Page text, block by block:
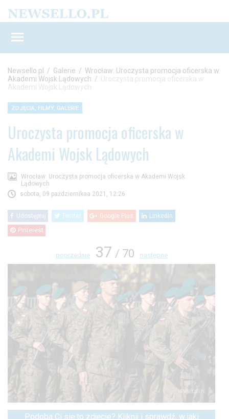
Newsello.pl / Galerie / Wrocław: Uroczysta promocja oficerska w
Akademi Wojsk Lądowych /
Uroczysta promocja oficerska w
Akademi Wojsk Lądowych
ZDJĘCIA, FILMY, GALERIE
Uroczysta promocja oficerska w
Akademi Wojsk Lądowych
Wrocław: Uroczysta promocja oficerska w Akademi Wojsk
Lądowych
sobota, 09 październikaa 2021, 12:26
Udostępnij Twitter Google Plus LinkedIn
Pinterest
poprzednie 37 / 70 następne
Podoba Ci się to zdjęcie? Kliknij i sprawdź, w jaki